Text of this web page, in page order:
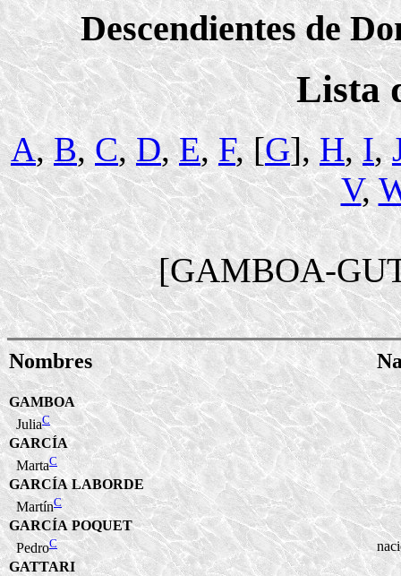
Descendientes de
Lista
A,B,C,D,E,F, [G],H,I,
V,
[GAMBOA-
Nombres
GAMBOA
JuliaC
GARCÍA
MartaC
GARCÍA LABORDE
MartínC
GARCÍA POQUET
PedroC
GATTARI